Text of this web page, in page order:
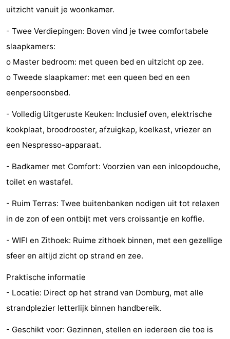
doen
-
Monumenten
Molens
-
Uitkijkpunten
Attracties
-
Speeltuinen
-
Minigolfbanen
Wellness
uitzicht vanuit je woonkamer.
- Twee Verdiepingen: Boven vind je twee comfortabele
slaapkamers:
o Master bedroom: met queen bed en uitzicht op zee.
o Tweede slaapkamer: met een queen bed en een
eenpersoonsbed.
- Volledig Uitgeruste Keuken: Inclusief oven, elektrische
kookplaat, broodrooster, afzuigkap, koelkast, vriezer en
een Nespresso-apparaat.
- Badkamer met Comfort: Voorzien van een inloopdouche,
toilet en wastafel.
- Ruim Terras: Twee buitenbanken nodigen uit tot relaxen
in de zon of een ontbijt met vers croissantje en koffie.
- WIFI en Zithoek: Ruime zithoek binnen, met een gezellige
sfeer en altijd zicht op strand en zee.
Praktische informatie
- Locatie: Direct op het strand van Domburg, met alle
strandplezier letterlijk binnen handbereik.
- Geschikt voor: Gezinnen, stellen en iedereen die toe is